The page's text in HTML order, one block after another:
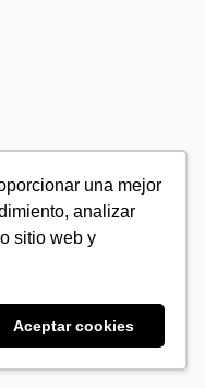
una mejor
analizar
sitio web y
Aceptar cookies